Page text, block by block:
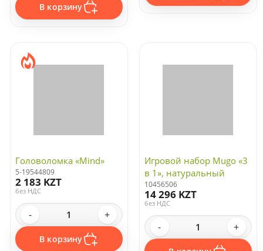
В корзину
Головоломка «Mind»
5-19544809
2 183 KZT
без НДС
- +
В корзину
Игровой набор Mugo «3
в 1», натуральный
10456506
14 296 KZT
без НДС
- +